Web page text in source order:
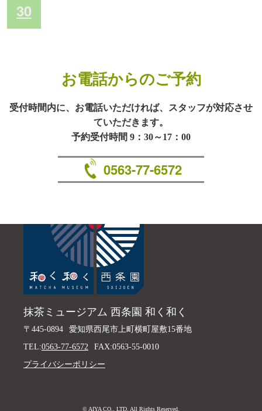
30
お電話からのご予約
受付時間内に、お電話いただければ、スタッフが対応させ
ていただきます。
予約受付時間 9：30～17：00
0563-77-6572
抹茶ミュージアム 西条園 和く和く
〒445-0894
愛知県西尾市上町横町屋敷15番地
TEL:0563-77-6572
FAX:0563-55-0010
プライバシーポリシー
© AIYA CO., LTD. All Rights Reserved.